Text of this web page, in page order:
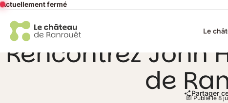
Actuellement fermé
Le
Rencontrez John
de
Publié le 8
Partager